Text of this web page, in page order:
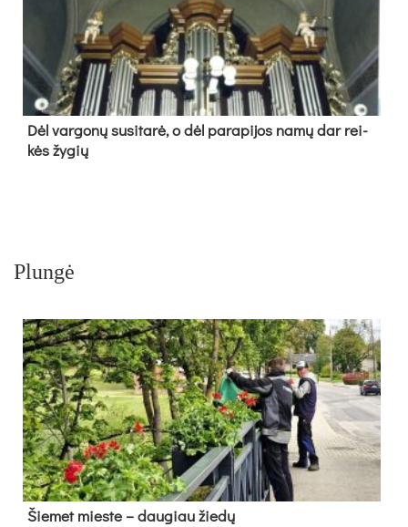
Dėl var­go­nų su­si­ta­rė, o dėl pa­ra­pi­jos na­mų dar rei­
kės žy­gių
Plungė
Šie­met mies­te – dau­giau žie­dų